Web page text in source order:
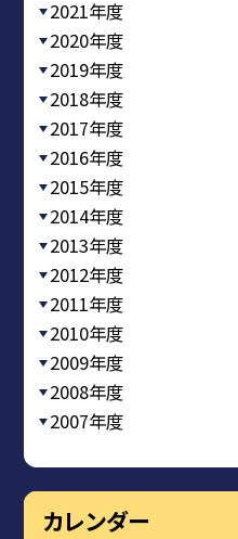
2021年度
2020年度
2019年度
2018年度
2017年度
2016年度
2015年度
2014年度
2013年度
2012年度
2011年度
2010年度
2009年度
2008年度
2007年度
カレンダー